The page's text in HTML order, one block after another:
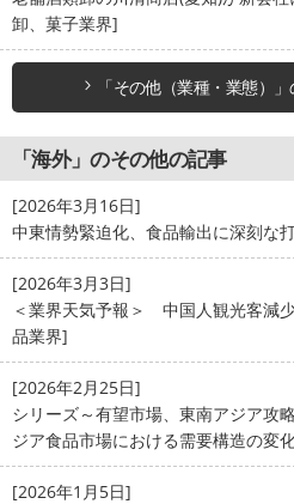
卸、菓子業界]
「その他（業種・業態）
「海外」のその他の記事
[2026年3月16日]
中東情勢緊迫化、食品輸出に深刻
[2026年3月3日]
＜業界天気予報＞ 中国人観光客減
品業界]
[2026年2月25日]
シリーズ～有望市場、東南アジア
ジア食品市場における需要構造の
[2026年1月5日]